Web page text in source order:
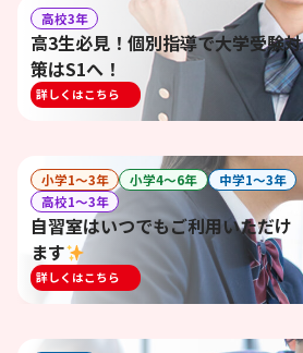
高校3年
高3生必見！個別指導で大学受験対
策はS1へ！
詳しくはこちら
小学1〜3年 小学4〜6年
中学1〜3年
高校1〜3年
自習室はいつでもご利用いただけ
ます
詳しくはこちら